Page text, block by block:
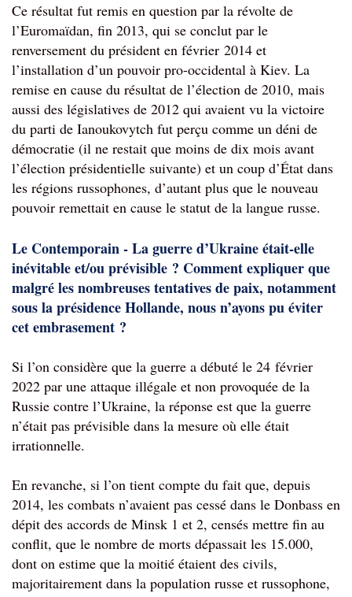
Ce résultat fut remis en question par la révolte de
l’Euromaïdan, fin 2013, qui se conclut par le
renversement du président en février 2014 et
l’installation d’un pouvoir pro-occidental à Kiev. La
remise en cause du résultat de l’élection de 2010, mais
aussi des législatives de 2012 qui avaient vu la victoire
du parti de Ianoukovytch fut perçu comme un déni de
démocratie (il ne restait que moins de dix mois avant
l’élection présidentielle suivante) et un coup d’État dans
les régions russophones, d’autant plus que le nouveau
pouvoir remettait en cause le statut de la langue russe.
Le Contemporain - La guerre d’Ukraine était-elle
inévitable et/ou prévisible ? Comment expliquer que
malgré les nombreuses tentatives de paix, notamment
sous la présidence Hollande, nous n’ayons pu éviter
cet embrasement ?
Si l’on considère que la guerre a débuté le 24 février
2022 par une attaque illégale et non provoquée de la
Russie contre l’Ukraine, la réponse est que la guerre
n’était pas prévisible dans la mesure où elle était
irrationnelle.
En revanche, si l’on tient compte du fait que, depuis
2014, les combats n’avaient pas cessé dans le Donbass en
dépit des accords de Minsk 1 et 2, censés mettre fin au
conflit, que le nombre de morts dépassait les 15.000,
dont on estime que la moitié étaient des civils,
majoritairement dans la population russe et russophone,